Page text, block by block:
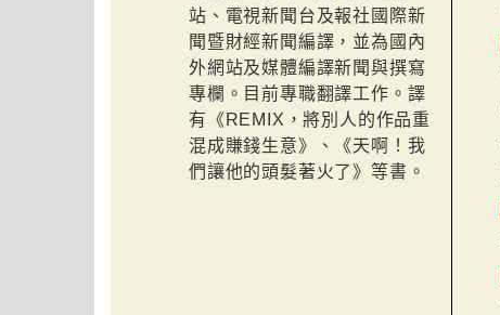
站、電視新聞台及報社國際新
聞暨財經新聞編譯，並為國內
外網站及媒體編譯新聞與撰寫
專欄。目前專職翻譯工作。譯
有《REMIX，將別人的作品重
混成賺錢生意》、《天啊！我
們讓他的頭髮著火了》等書。